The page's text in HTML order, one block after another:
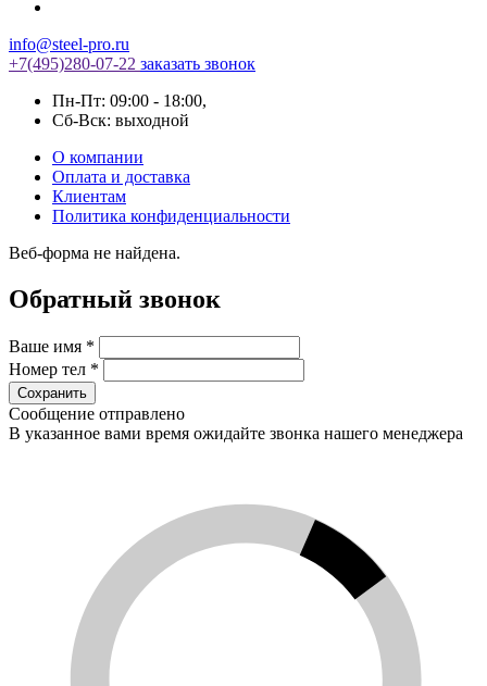
info@steel-pro.ru
+7(495)280-07-22 заказать звонок
Пн-Пт: 09:00 - 18:00,
Cб-Вск: выходной
О компании
Оплата и доставка
Клиентам
Политика конфиденциальности
Веб-форма не найдена.
Обратный звонок
Ваше имя *
Номер тел *
Сообщение отправлено
В указанное вами время ожидайте звонка нашего менеджера